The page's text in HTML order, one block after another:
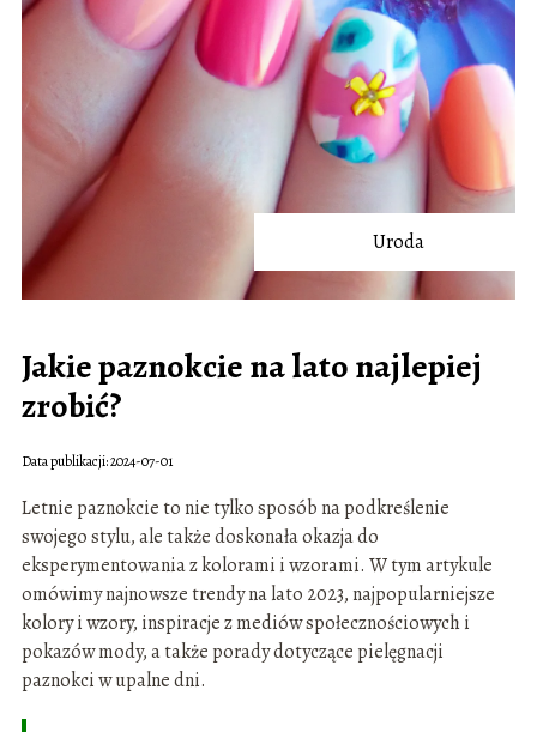
Uroda
Jakie paznokcie na lato najlepiej
zrobić?
Data publikacji: 2024-07-01
Letnie paznokcie to nie tylko sposób na podkreślenie
swojego stylu, ale także doskonała okazja do
eksperymentowania z kolorami i wzorami. W tym artykule
omówimy najnowsze trendy na lato 2023, najpopularniejsze
kolory i wzory, inspiracje z mediów społecznościowych i
pokazów mody, a także porady dotyczące pielęgnacji
paznokci w upalne dni.